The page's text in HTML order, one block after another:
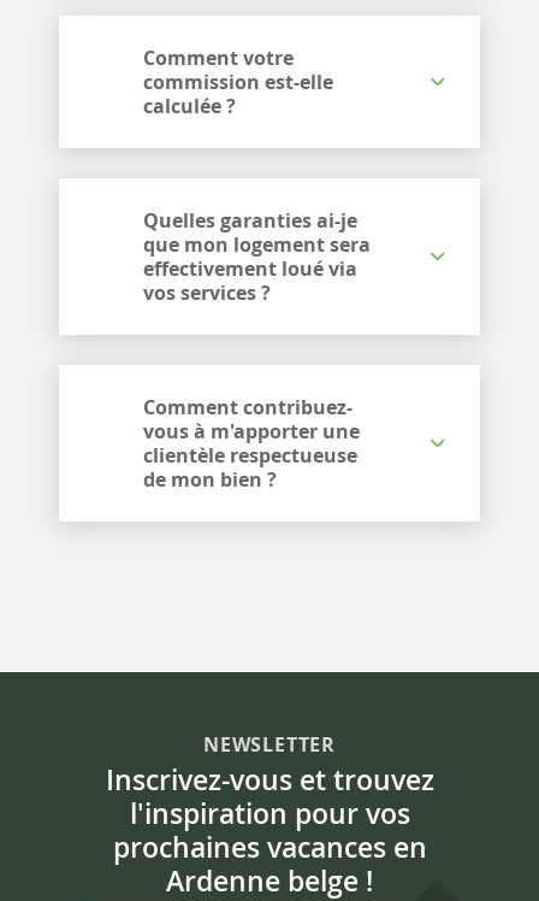
Comment votre
commission est-elle
calculée ?
Quelles garanties ai-je
que mon logement sera
effectivement loué via
vos services ?
Comment contribuez-
vous à m'apporter une
clientèle respectueuse
de mon bien ?
NEWSLETTER
Inscrivez-vous et trouvez
l'inspiration pour vos
prochaines vacances en
Ardenne belge !